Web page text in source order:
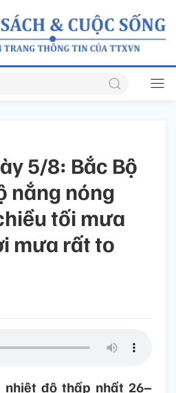
5/8: Bắc Bộ
nắng nóng
tối mưa
mưa rất to
nhiệt độ thấp nhất 26–